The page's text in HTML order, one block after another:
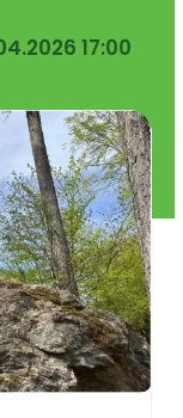
17:00